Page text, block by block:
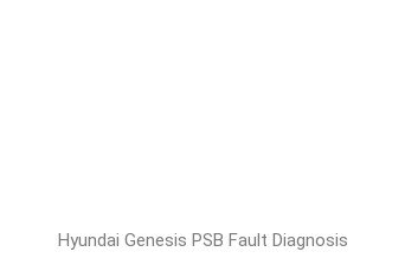
Hyundai Genesis PSB Fault Diagnosis